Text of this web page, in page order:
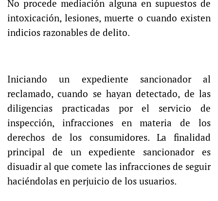
No procede mediación alguna en supuestos de
intoxicación, lesiones, muerte o cuando existen
indicios razonables de delito.
Iniciando un expediente sancionador al
reclamado, cuando se hayan detectado, de las
diligencias practicadas por el servicio de
inspección, infracciones en materia de los
derechos de los consumidores. La finalidad
principal de un expediente sancionador es
disuadir al que comete las infracciones de seguir
haciéndolas en perjuicio de los usuarios.